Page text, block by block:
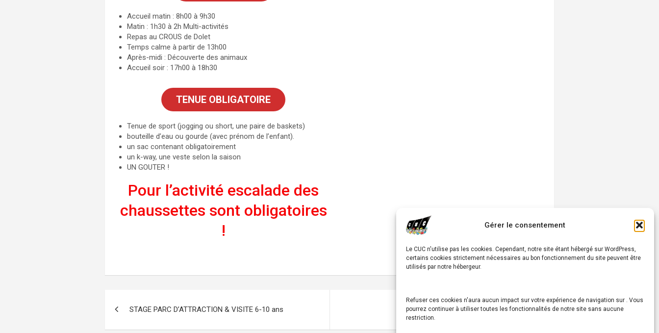
Gérer le consentement
Le CUC n'utilise pas les cookies. Cependant, notre site étant hébergé sur WordPress,
certains cookies strictement nécessaires au bon fonctionnement du site peuvent être
utilisés par notre hébergeur.
Refuser ces cookies n'aura aucun impact sur votre expérience de navigation sur . Vous
pourrez continuer à utiliser toutes les fonctionnalités de notre site sans aucune
restriction.
Accueil matin : 8h00 à 9h30
Matin : 1h30 à 2h Multi-activités
Repas au CROUS de Dolet
Temps calme à partir de 13h00
Après-midi : Découverte des animaux
Accueil soir : 17h00 à 18h30
TENUE OBLIGATOIRE
Tenue de sport (jogging ou short, une paire de baskets)
bouteille d’eau ou gourde (avec prénom de l’enfant).
un sac contenant obligatoirement
un k-way, une veste selon la saison
UN GOUTER !
Pour l’activité escalade des
chaussettes sont obligatoires
!
STAGE PARC D’ATTRACTION & VISITE 6-10 ans STAGE FORT BOYARD 6-10 ans